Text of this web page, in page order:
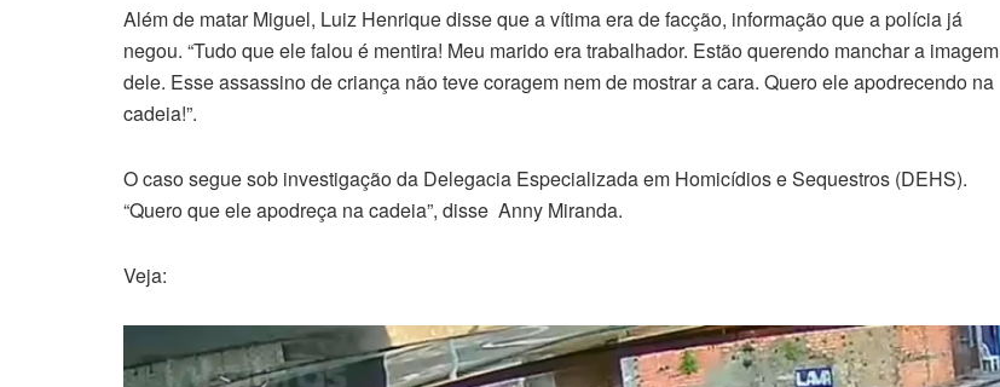
Além de matar Miguel, Luiz Henrique disse que a vítima era de facção, informação que a polícia já
negou. “Tudo que ele falou é mentira! Meu marido era trabalhador. Estão querendo manchar a imagem
dele. Esse assassino de criança não teve coragem nem de mostrar a cara. Quero ele apodrecendo na
cadeia!”.
O caso segue sob investigação da Delegacia Especializada em Homicídios e Sequestros (DEHS).
“Quero que ele apodreça na cadeia”, disse Anny Miranda.
Veja:
de